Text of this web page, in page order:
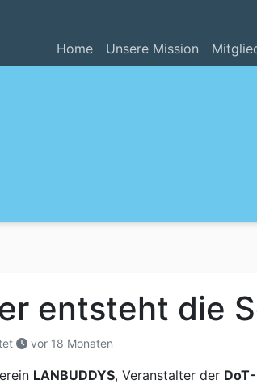
Home Unsere Mission
entsteht die
vor 18 Monaten
LANBUDDYS, Veranstalter der